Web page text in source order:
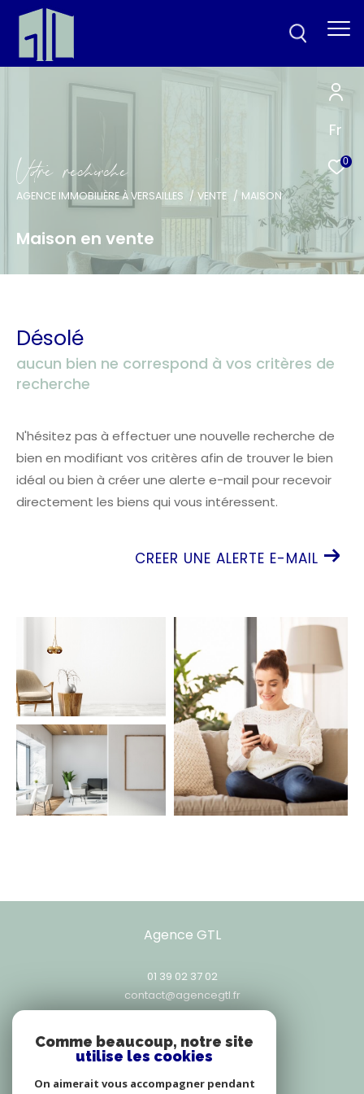
Fr
0
Vore recece
AGENCE IMMOBILIÈRE À VERSAILLES VENTE MAISON
Maison en vente
Désolé
aucun bien ne correspond à vos critères de
recherche
N'hésitez pas à effectuer une nouvelle recherche de
bien en modifiant vos critères afin de trouver le bien
idéal ou bien à créer une alerte e-mail pour recevoir
directement les biens qui vous intéressent.
CREER UNE ALERTE E-MAIL
Agence GTL
01 39 02 37 02
contact@agencegtl.fr
25, rue Exelmans
versailles
Comme beaucoup, notre site
utilise les cookies
On aimerait vous accompagner pendant